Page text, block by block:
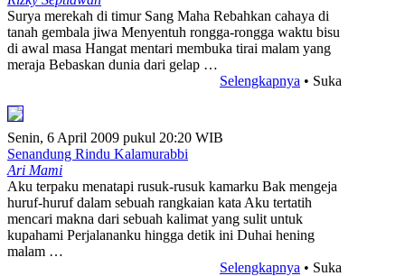
Surya merekah di timur Sang Maha Rebahkan cahaya di
tanah gembala jiwa Menyentuh rongga-rongga waktu bisu
di awal masa Hangat mentari membuka tirai malam yang
meraja Bebaskan dunia dari gelap …
Selengkapnya • Suka
Senin, 6 April 2009 pukul 20:20 WIB
Senandung Rindu Kalamurabbi
Ari Mami
Aku terpaku menatapi rusuk-rusuk kamarku Bak mengeja
huruf-huruf dalam sebuah rangkaian kata Aku tertatih
mencari makna dari sebuah kalimat yang sulit untuk
kupahami Perjalananku hingga detik ini Duhai hening
malam …
Selengkapnya • Suka